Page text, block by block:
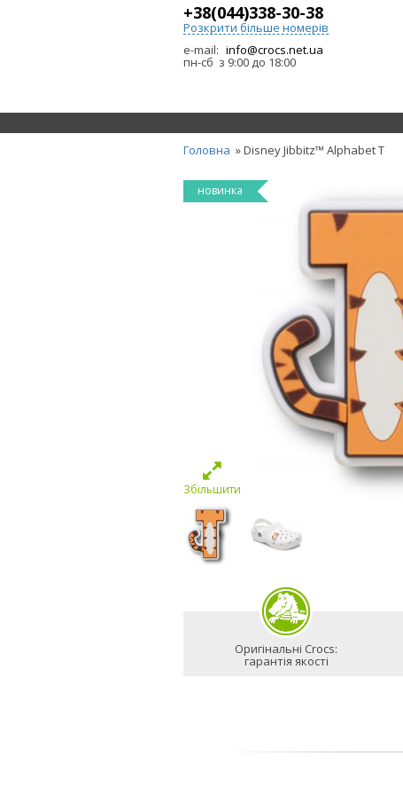
+38(044)338-30-38
Розкрити більше номерів
e-mail: info@crocs.net.ua
пн-сб з 9:00 до 18:00
Головна » Disney Jibbitz™ Alphabet T
новинка
Збільшити
Оригінальні Crocs:
гарантія якості